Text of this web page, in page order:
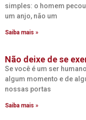
simples: o homem
um anjo, não um
Saiba mais »
Não deixe de se
Se você é um ser
algum momento e de
nossas portas
Saiba mais »